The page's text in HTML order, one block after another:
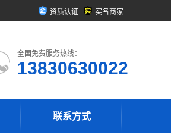
资质认证 实名商家
全国免费服务热线：
13830630022
联系方式